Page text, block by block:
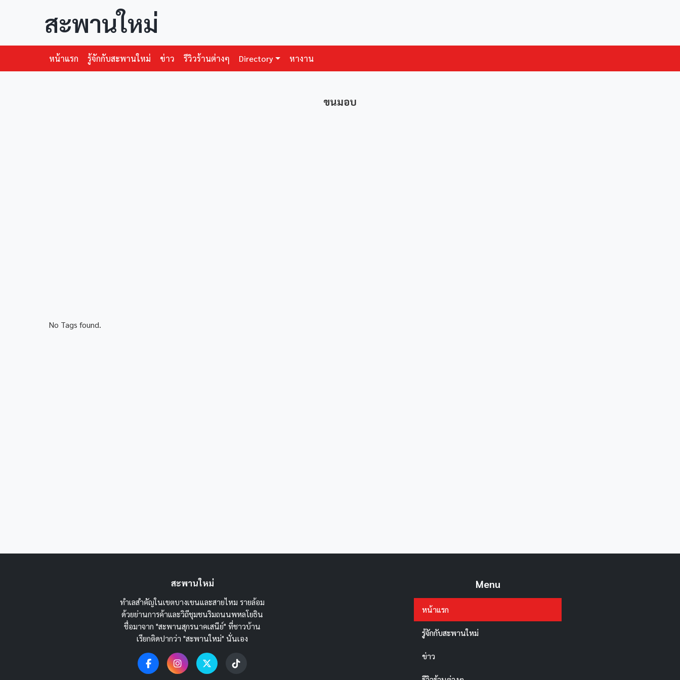
สะพานใหม่
หน้าแรก รู้จักกับสะพานใหม่ ข่าว รีวิวร้านต่างๆ Directory หางาน
ขนมอบ
No Tags found.
สะพานใหม่
ทำเลสำคัญในเขตบางเขนและสายไหม รายล้อม
ด้วยย่านการค้าและวิถีชุมชนริมถนนพหลโยธิน
ชื่อมาจาก "สะพานสุกรนาคเสนีย์" ที่ชาวบ้าน
เรียกติดปากว่า "สะพานใหม่" นั่นเอง
Menu
หน้าแรก
รู้จักกับสะพานใหม่
ข่าว